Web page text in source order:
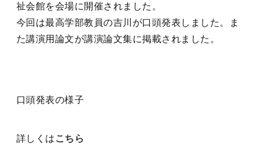
祉会館を会場に開催されました。
今回は最高学部教員の吉川が口頭発表しました。ま
た講演用論文が講演論文集に掲載されました。
口頭発表の様子
詳しくは こちら